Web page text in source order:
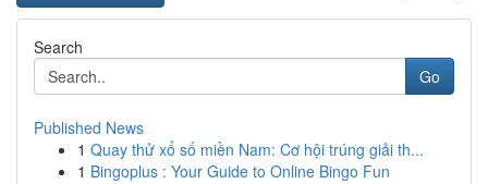
Search
Go
Published News
1 Quay thử xổ số miền Nam: Cơ hội trúng giải th...
1 Bingoplus : Your Guide to Online Bingo Fun